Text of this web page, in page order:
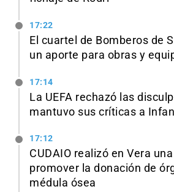
17:22
El cuartel de Bomberos de
un aporte para obras y
17:14
La UEFA rechazó las
mantuvo sus críticas a
17:12
CUDAIO realizó en Vera
promover la donación de
médula ósea